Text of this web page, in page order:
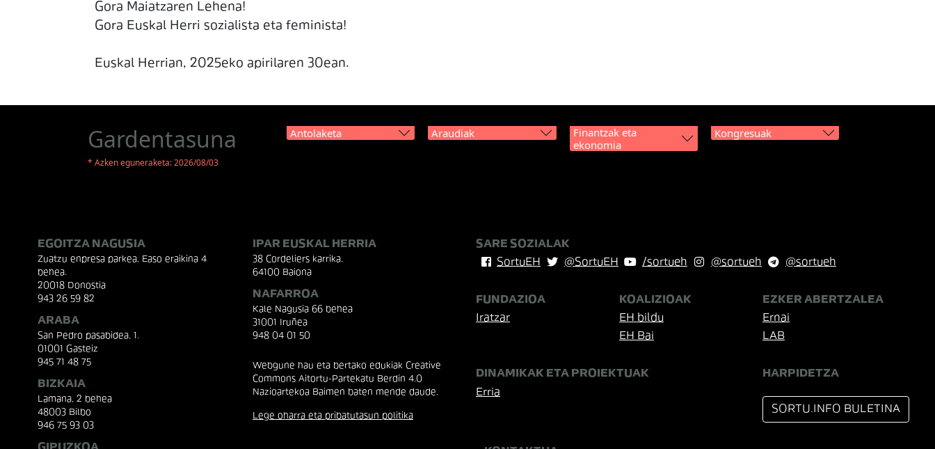
Gora Maiatzaren Lehena!
Gora Euskal Herri sozialista eta feminista!
Euskal Herrian, 2025eko apirilaren 30ean.
Gardentasuna
* Azken eguneraketa: 2026/08/03
Antolaketa Araudiak
Finantzak eta
ekonomia
Kongresuak
EGOITZA NAGUSIA
Zuatzu enpresa parkea, Easo eraikina 4
behea.
20018 Donostia
943 26 59 82
ARABA
San Pedro pasabidea, 1.
01001 Gasteiz
945 71 48 75
BIZKAIA
Lamana, 2 behea
48003 Bilbo
946 75 93 03
IPAR EUSKAL HERRIA
38 Cordeliers karrika.
64100 Baiona
NAFARROA
Kale Nagusia 66 behea
31001 Iruñea
948 04 01 50
Webgune hau eta bertako edukiak Creative
Commons Aitortu-Partekatu Berdin 4.0
Nazioartekoa Baimen baten mende daude.
Lege oharra eta pribatutasun politika
SARE SOZIALAK
SortuEH
@SortuEH /sortueh @sortueh @sortueh
FUNDAZIOA
Iratzar
KOALIZIOAK
EH bildu
EH Bai
EZKER ABERTZALEA
Ernai
LAB
DINAMIKAK ETA PROIEKTUAK
Erria
HARPIDETZA
SORTU.INFO BULETINA